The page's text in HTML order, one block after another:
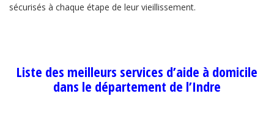
sécurisés à chaque étape de leur vieillissement.
Liste des meilleurs services d’aide à domicile
dans le département de l’Indre